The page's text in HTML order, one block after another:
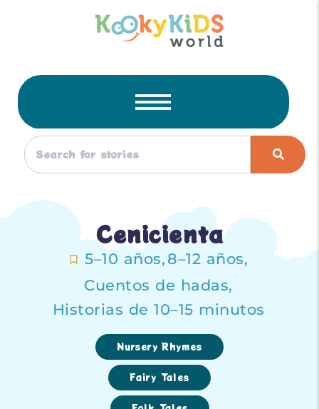
Cenicienta
5–10 años, 8–12 años,
Cuentos de hadas,
Historias de 10–15 minutos
Nursery Rhymes
Fairy Tales